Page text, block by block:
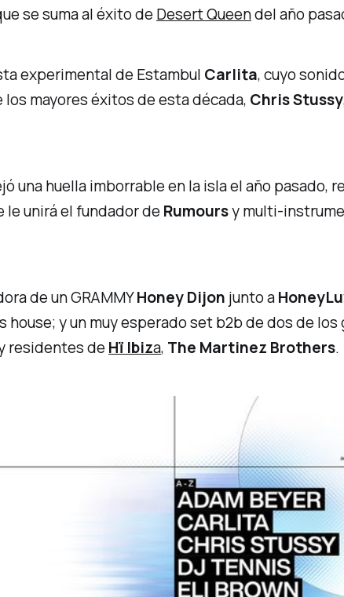
se suma al éxito de Desert Queendel año
experimental de Estambul Carlita, cuyo
mayores éxitos de esta década, Chris Stussy
una huella imborrable en la isla el año pasado,
le unirá el fundador de Rumoursy multi-
de un GRAMMYHoney Dijon junto a
house; y un muy esperado setb2bde dos de
residentes de Hï Ibiza, The Martinez Brothers.